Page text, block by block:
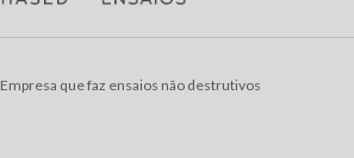
Empresa que faz ensaios não destrutivos